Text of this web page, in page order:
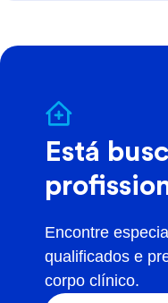
Está
Encontre
qualificados e
corpo clínico.